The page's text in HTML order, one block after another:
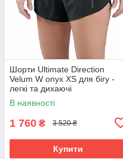
Шорти Ultimate Direction
Velum W onyx XS для бігу -
легкі та дихаючі
В наявності
1 760 ₴ 3 520 ₴
Купити